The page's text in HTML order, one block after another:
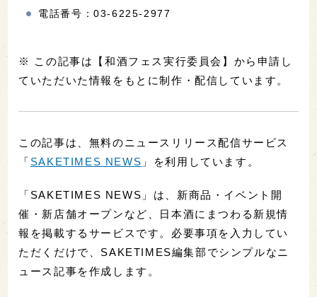
電話番号：03-6225-2977
※ この記事は【和酒フェス実行委員会】から申請し
ていただいた情報をもとに制作・配信しています。
この記事は、無料のニュースリリース配信サービス
「 SAKETIMES NEWS 」を利用しています。
「SAKETIMES NEWS」は、新商品・イベント開
催・新店舗オープンなど、日本酒にまつわる新規情
報を掲載するサービスです。必要事項を入力してい
ただくだけで、SAKETIMES編集部でシンプルなニ
ュース記事を作成します。